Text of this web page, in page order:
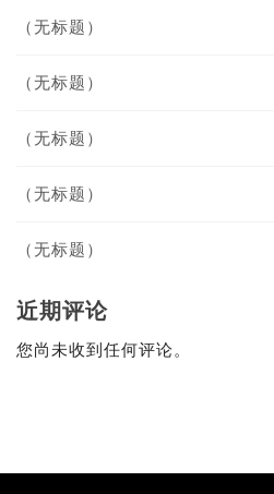
（无标题）
（无标题）
（无标题）
（无标题）
（无标题）
近期评论
您尚未收到任何评论。